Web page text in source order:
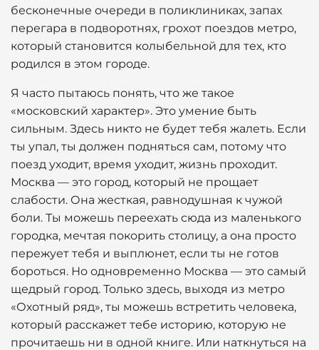
бесконечные очереди в поликлиниках, запах
перегара в подворотнях, грохот поездов метро,
который становится колыбельной для тех, кто
родился в этом городе.
Я часто пытаюсь понять, что же такое
«московский характер». Это умение быть
сильным. Здесь никто не будет тебя жалеть. Если
ты упал, ты должен подняться сам, потому что
поезд уходит, время уходит, жизнь проходит.
Москва — это город, который не прощает
слабости. Она жесткая, равнодушная к чужой
боли. Ты можешь переехать сюда из маленького
городка, мечтая покорить столицу, а она просто
пережует тебя и выплюнет, если ты не готов
бороться. Но одновременно Москва — это самый
щедрый город. Только здесь, выходя из метро
«Охотный ряд», ты можешь встретить человека,
который расскажет тебе историю, которую не
прочитаешь ни в одной книге. Или наткнуться на